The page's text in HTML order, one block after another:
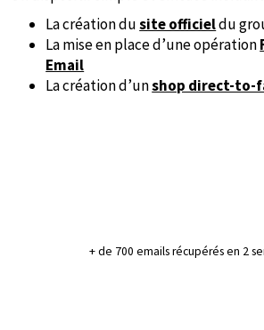
La création dusite officieldu
La mise en place d’une opération
Email
La création d’unshop direct-to-
+ de 700 emails récupérés en 2